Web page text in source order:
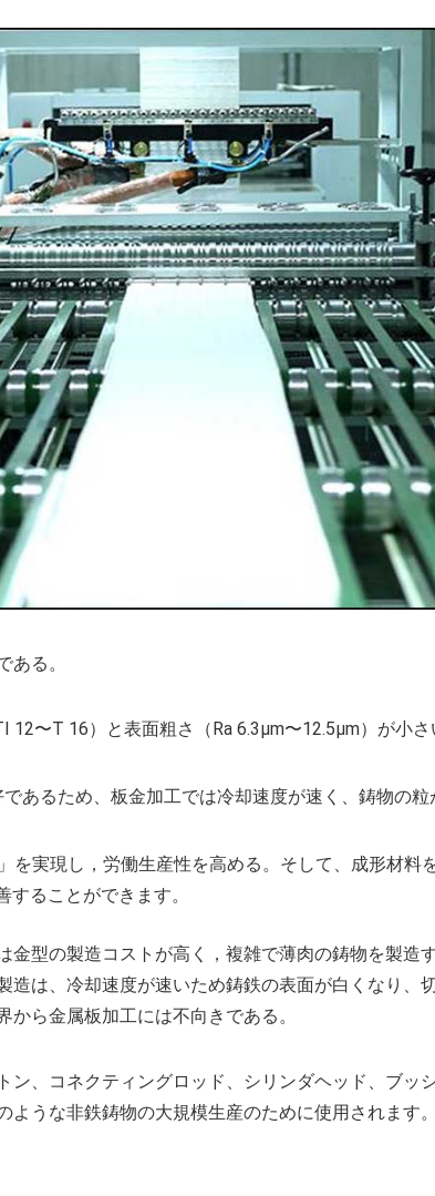
ある。
12〜T 16）と表面粗さ（Ra 6.3μm〜12.5μm）が小
あるため、板金加工では冷却速度が速く、鋳物の粒
を実現し，労働生産性を高める。そして、成形材料
ることができます。
金型の製造コストが高く，複雑で薄肉の鋳物を製造
造は、冷却速度が速いため鋳鉄の表面が白くなり、
ら金属板加工には不向きである。
ン、コネクティングロッド、シリンダヘッド、ブッ
ような非鉄鋳物の大規模生産のために使用されます